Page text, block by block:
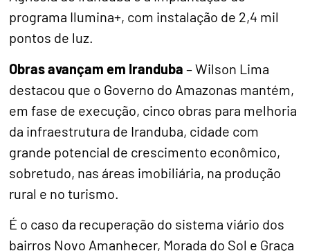
programa Ilumina+, com instalação de 2,4 mil
pontos de luz.
Obras avançam em Iranduba – Wilson Lima
destacou que o Governo do Amazonas mantém,
em fase de execução, cinco obras para melhoria
da infraestrutura de Iranduba, cidade com
grande potencial de crescimento econômico,
sobretudo, nas áreas imobiliária, na produção
rural e no turismo.
É o caso da recuperação do sistema viário dos
bairros Novo Amanhecer, Morada do Sol e Graça